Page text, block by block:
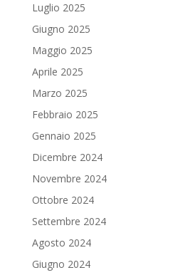
Luglio 2025
Giugno 2025
Maggio 2025
Aprile 2025
Marzo 2025
Febbraio 2025
Gennaio 2025
Dicembre 2024
Novembre 2024
Ottobre 2024
Settembre 2024
Agosto 2024
Giugno 2024